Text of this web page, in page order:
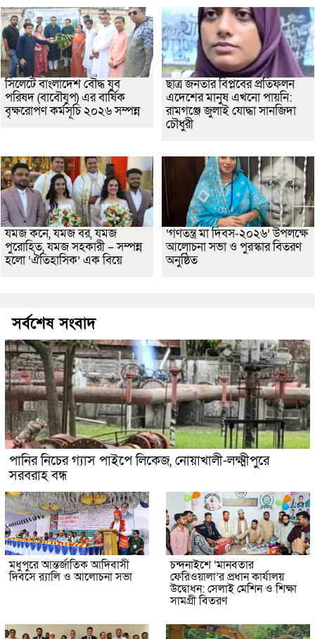
সিলেটে বাংলাদেশ বৌদ্ধ যুব
পরিষদ (বাবৌযুপ) এর বার্ষিক
বৃক্ষরোপণ কর্মসূচি ২০২৬ সম্পন্ন
ছাত্র জনতার বিপ্লবের প্রতিফলন
এদেশের মানুষ এখনো পায়নি:
রামগঞ্জে জুলাই যোদ্ধা সানজিদা
চৌধুরী
যমজ কনে, যমজ বর, যমজ
পুরোহিত, যমজ সহকারী – সম্পন্ন
হলো ‘ঐতিহাসিক’ এক বিয়ে
‘গণতন্ত্র মা দিবস-২০২৬’ উপলক্ষে
আলোচনা সভা ও পুরস্কার বিতরণ
অনুষ্ঠিত
সর্বশেষ সংবাদ
পানির নিচের গ্যাস পাইপে লিকেজ, নোয়াখালী-লক্ষ্মীপুরে
সরবরাহ বন্ধ
মধুপুরে আন্তর্জাতিক আদিবাসী
দিবসে র‍্যালি ও আলোচনা সভা
চন্দনাইশে ‘মানবতার
ফেরিওয়ালা’র প্রধান কার্যালয়
উদ্বোধন: সেলাই মেশিন ও শিক্ষা
সামগ্রী বিতরণ